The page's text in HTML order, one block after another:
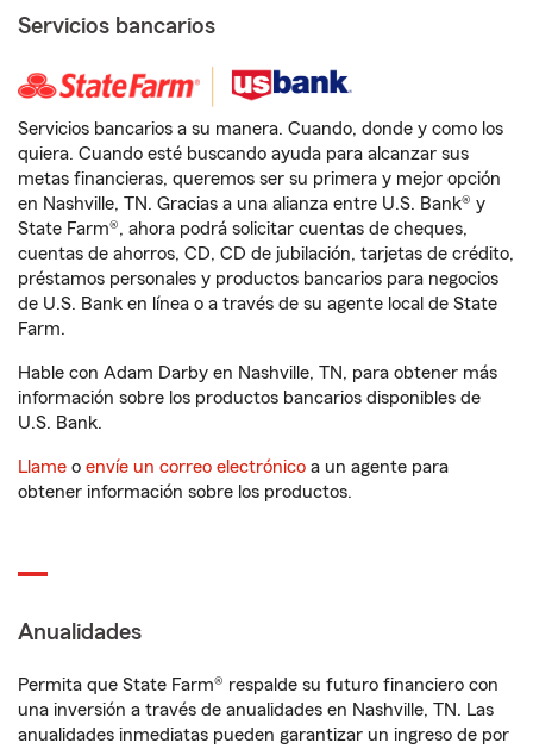
Servicios bancarios
Servicios bancarios a su manera. Cuando, donde y como los
quiera. Cuando esté buscando ayuda para alcanzar sus
metas financieras, queremos ser su primera y mejor opción
en Nashville, TN. Gracias a una alianza entre U.S. Bank® y
State Farm®, ahora podrá solicitar cuentas de cheques,
cuentas de ahorros, CD, CD de jubilación, tarjetas de crédito,
préstamos personales y productos bancarios para negocios
de U.S. Bank en línea o a través de su agente local de State
Farm.
Hable con Adam Darby en Nashville, TN, para obtener más
información sobre los productos bancarios disponibles de
U.S. Bank.
Llame o envíe un correo electrónico a un agente para
obtener información sobre los productos.
Anualidades
Permita que State Farm® respalde su futuro financiero con
una inversión a través de anualidades en Nashville, TN. Las
anualidades inmediatas pueden garantizar un ingreso de por